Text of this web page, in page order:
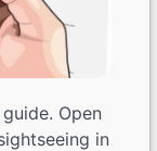
Open
in